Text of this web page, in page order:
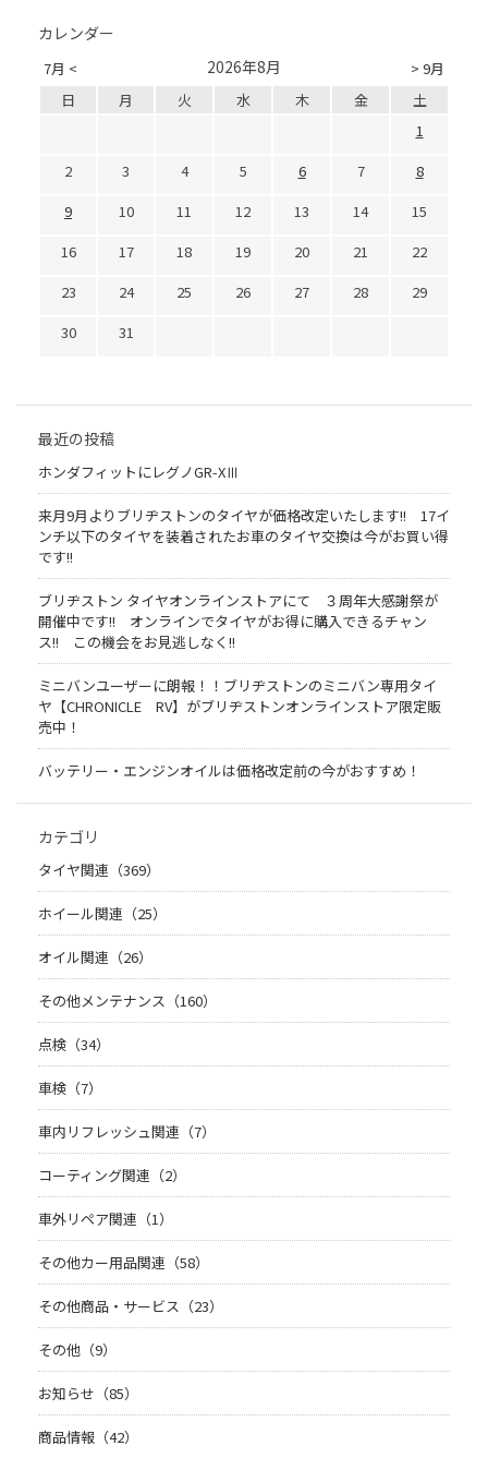
カレンダー
7月 < > 9月
2026年8月
日 月 火 水 木 金
土
1
2
3 4 5 6 7
8
9
10 11 12 13 14
15
16
17 18 19 20 21
22
23
24 25 26 27 28
29
30
31
最近の投稿
ホンダフィットにレグノGR-XⅢ
来月9月よりブリヂストンのタイヤが価格改定いたします!! 17イ
ンチ以下のタイヤを装着されたお車のタイヤ交換は今がお買い得
です!!
ブリヂストン タイヤオンラインストアにて ３周年大感謝祭が
開催中です!! オンラインでタイヤがお得に購入できるチャン
ス!! この機会をお見逃しなく!!
ミニバンユーザーに朗報！！ブリヂストンのミニバン専用タイ
ヤ【CHRONICLE RV】がブリヂストンオンラインストア限定販
売中！
バッテリー・エンジンオイルは価格改定前の今がおすすめ！
カテゴリ
タイヤ関連（369）
ホイール関連（25）
オイル関連（26）
その他メンテナンス（160）
点検（34）
車検（7）
車内リフレッシュ関連（7）
コーティング関連（2）
車外リペア関連（1）
その他カー用品関連（58）
その他商品・サービス（23）
その他（9）
お知らせ（85）
商品情報（42）